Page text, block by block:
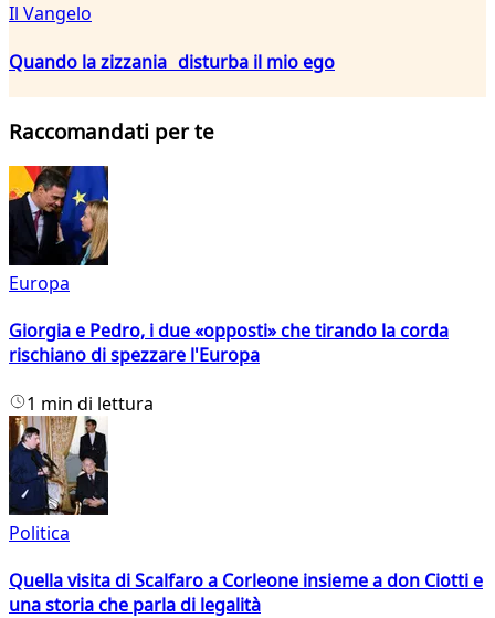
Il Vangelo
Quando la zizzania disturba il mio ego
Raccomandati per te
Europa
Giorgia e Pedro, i due «opposti» che tirando la corda
rischiano di spezzare l'Europa
1 min di lettura
Politica
Quella visita di Scalfaro a Corleone insieme a don Ciotti e
una storia che parla di legalità